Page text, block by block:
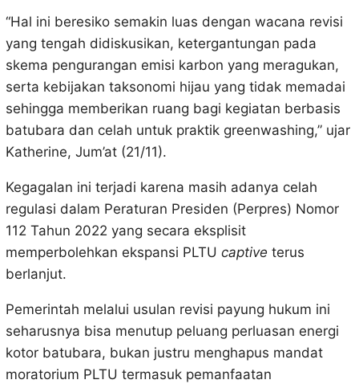
“Hal ini beresiko semakin luas dengan wacana revisi
yang tengah didiskusikan, ketergantungan pada
skema pengurangan emisi karbon yang meragukan,
serta kebijakan taksonomi hijau yang tidak memadai
sehingga memberikan ruang bagi kegiatan berbasis
batubara dan celah untuk praktik greenwashing,” ujar
Katherine, Jum’at (21/11).
Kegagalan ini terjadi karena masih adanya celah
regulasi dalam Peraturan Presiden (Perpres) Nomor
112 Tahun 2022 yang secara eksplisit
memperbolehkan ekspansi PLTU captive terus
berlanjut.
Pemerintah melalui usulan revisi payung hukum ini
seharusnya bisa menutup peluang perluasan energi
kotor batubara, bukan justru menghapus mandat
moratorium PLTU termasuk pemanfaatan